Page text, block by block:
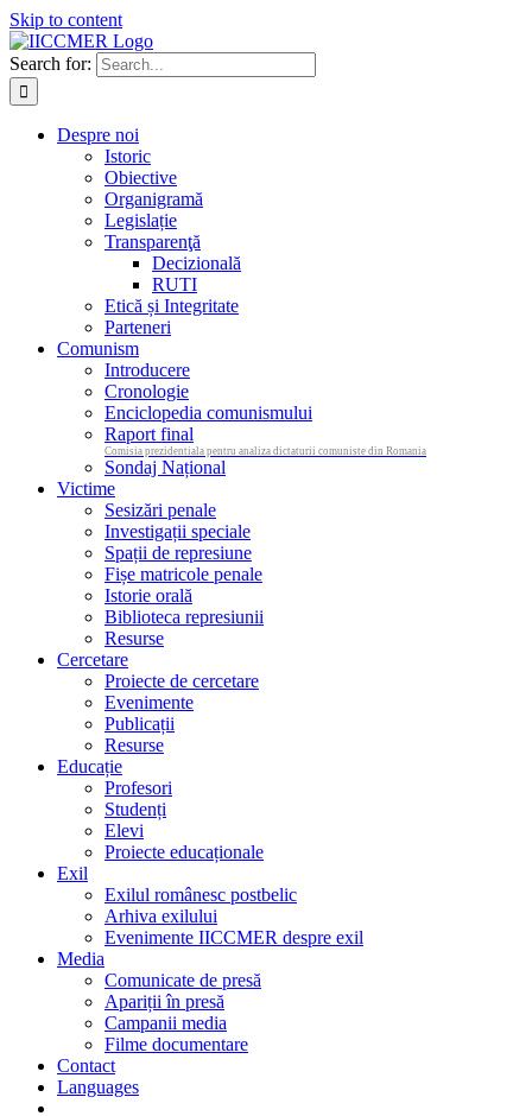
Skip to content
Search for:
Despre noi
Istoric
Obiective
Organigramă
Legislație
Transparenţă
Decizională
RUTI
Etică și Integritate
Parteneri
Comunism
Introducere
Cronologie
Enciclopedia comunismului
Raport final
Comisia prezidentiala pentru analiza dictaturii comuniste din Romania
Sondaj Național
Victime
Sesizări penale
Investigații speciale
Spații de represiune
Fișe matricole penale
Istorie orală
Biblioteca represiunii
Resurse
Cercetare
Proiecte de cercetare
Evenimente
Publicații
Resurse
Educație
Profesori
Studenți
Elevi
Proiecte educaționale
Exil
Exilul românesc postbelic
Arhiva exilului
Evenimente IICCMER despre exil
Media
Comunicate de presă
Apariții în presă
Campanii media
Filme documentare
Contact
Languages